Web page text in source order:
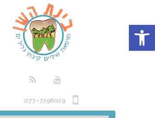
פתח סרגל נגישות
077-7296029